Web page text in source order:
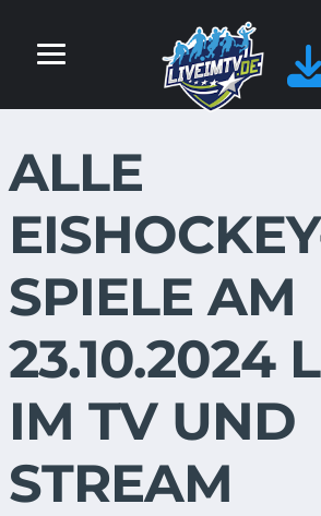
ALLE
SPIELE AM
23.10.2024
IM TV UND
STREAM